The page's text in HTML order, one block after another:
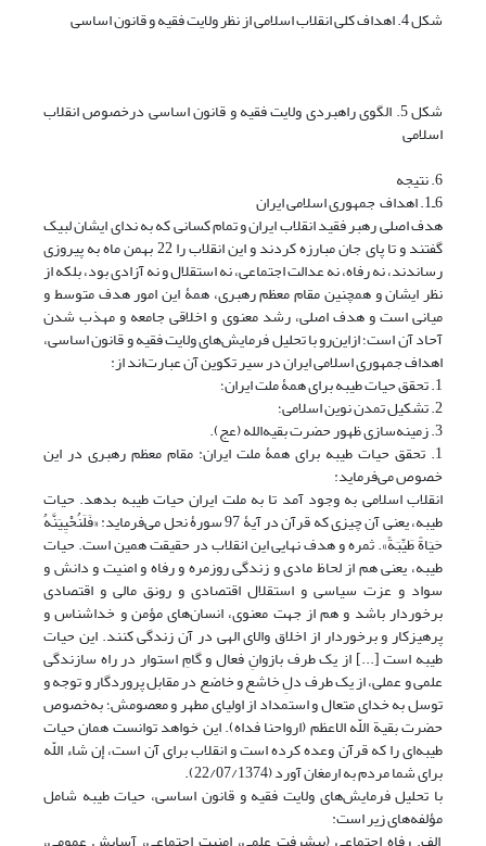
شکل 4. اهداف کلی انقلاب اسلامی از نظر ولایت فقیه و قانون اساسی
شکل 5. الگوی راهبردی ولایت فقیه و قانون اساسی درخصوص انقلاب
اسلامی
6. نتیجه
6ـ1. اهداف جمهوری اسلامی ایران
هدف اصلی رهبر فقید انقلاب ایران و تمام کسانی که به ندای ایشان لبیک
گفتند و تا پای جان مبارزه کردند و این انقلاب را 22 بهمن ماه به پیروزی
رساندند، نه رفاه، نه عدالت اجتماعی، نه استقلال و نه آزادی بود، بلکه از
نظر ایشان و همچنین مقام معظم رهبری، همۀ این امور هدف متوسط و
میانی است و هدف اصلی، رشد معنوی و اخلاقی جامعه و مهذب شدن
آحاد آن است؛ ازاین‌رو با تحلیل فرمایش‌های ولایت فقیه و قانون اساسی،
اهداف جمهوری اسلامی ایران در سیر تکوین آن عبارت‌اند از:
1. تحقق حیات طیبه برای همۀ ملت ایران؛
2. تشکیل تمدن نوین اسلامی؛
3. زمینه‌سازی ظهور حضرت بقیه‌الله (عج).
1. تحقق حیات طیبه برای همۀ ملت ایران: مقام معظم رهبری در این
خصوص می‌فرماید:
انقلاب اسلامی به وجود آمد تا به ملت ایران حیات طیبه بدهد. حیات
طیبه، یعنی آن چیزی که قرآن در آیۀ 97 سورۀ نحل می‌فرماید: «فَلَنُحْیِیَنَّهُ
حَیَاةً طَیِّبَةً». ثمره و هدف نهایی این انقلاب در حقیقت همین است. حیات
طیبه، یعنی هم از لحاظ مادی و زندگی روزمره و رفاه و امنیت و دانش و
سواد و عزت سیاسی و استقلال اقتصادی و رونق مالی و اقتصادی
برخوردار باشد و هم از جهت معنوی، انسان‌های مؤمن و خداشناس و
پرهیزکار و برخوردار از اخلاق والای الهی در آن زندگی کنند. این حیات
طیبه است [...] از یک طرف بازوانِ فعال و گامِ استوار در راه سازندگی
علمی و عملی، از یک طرف دلِ خاشع و خاضع در مقابل پروردگار و توجه و
توسل به خدای متعال و استمداد از اولیای مطهر و معصومش؛ به‌خصوص
حضرت بقیة‌ اللّه الاعظم‌ (ارواحنا فداه). این خواهد توانست همان حیات
طیبه‌ای را که قرآن وعده کرده است و انقلاب برای آن است، إن شاء اللّه
برای شما مردم به ارمغان آورد (22/07/1374).
با تحلیل فرمایش‌های ولایت فقیه و قانون اساسی، حیات طیبه شامل
مؤلفه‌های زیر است: